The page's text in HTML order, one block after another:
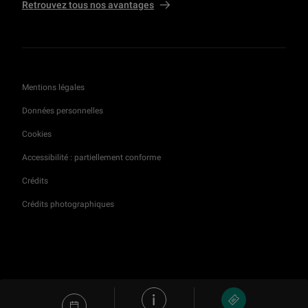
Retrouvez tous nos avantages
Mentions légales
Données personnelles
Cookies
Accessibilité : partiellement conforme
Crédits
Crédits photographiques